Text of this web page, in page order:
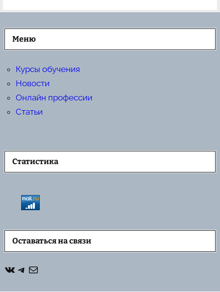
Меню
Курсы обучения
Новости
Онлайн профессии
Статьи
Статистика
Оставаться на связи
ВКонтакте Telegram Почта